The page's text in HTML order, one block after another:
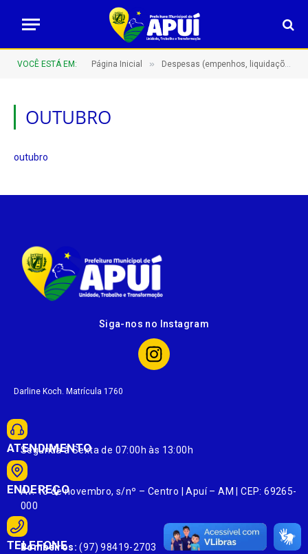
VOCÊ ESTÁ EM: Página Inicial » Despesas (empenhos, liquidações e pagamentos)
OUTUBRO
outubro
Siga-nos no Instagram
Darline Koch. Matrícula 1760
ATENDIMENTO
Segunda à Sexta de 07:00h às 13:00h
ENDEREÇO
Av. 13 de novembro, s/nº – Centro | Apuí – AM | CEP: 69265-
000
TELEFONE
Bombeiros: (97) 98419-2703